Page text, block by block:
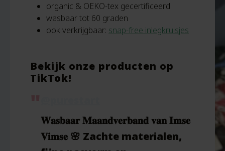
organic & OEKO-tex gecertificeerd
wasbaar tot 60 graden
ook verkrijgbaar: snap-free inlegkruisjes
Bekijk onze producten op
TikTok!
𝐖𝐚𝐬𝐛𝐚𝐚𝐫 𝐌𝐚𝐚𝐧𝐝𝐯𝐞𝐫𝐛𝐚𝐧𝐝 𝐯𝐚𝐧 𝐈𝐦𝐬𝐞
𝐕𝐢𝐦𝐬𝐞 🌸 Zachte materialen,